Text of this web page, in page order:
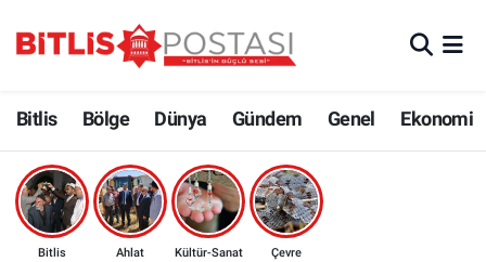
Bitlis Bölge Dünya Gündem Genel Ekonomi
Bitlis Ahlat Kültür-Sanat Çevre
Bölge
Çevre
Bitlis Trafik Yoğunluk Haritası
Süper Lig Puan Durumu ve Fikstür